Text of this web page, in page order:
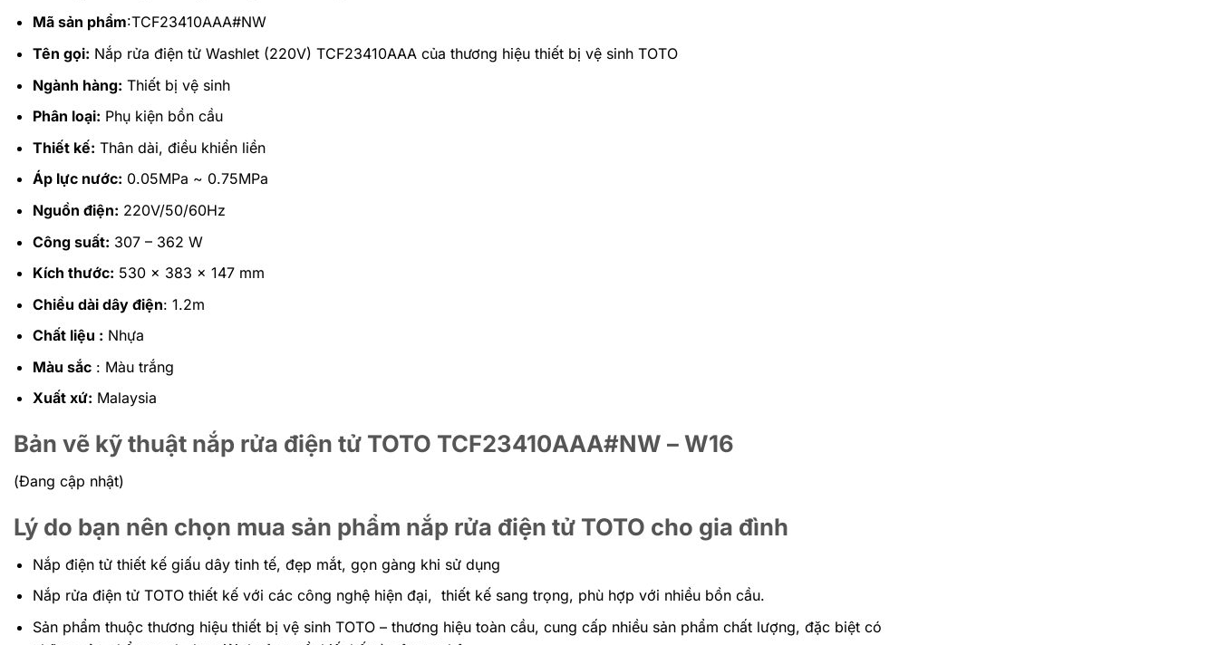
Mã sản phẩm:TCF23410AAA#NW
Tên gọi: Nắp rửa điện tử Washlet (220V) TCF23410AAA của thương hiệu thiết bị vệ sinh TOTO
Ngành hàng: Thiết bị vệ sinh
Phân loại: Phụ kiện bồn cầu
Thiết kế: Thân dài, điều khiển liền
Áp lực nước: 0.05MPa ~ 0.75MPa
Nguồn điện: 220V/50/60Hz
Công suất: 307 – 362 W
Kích thước: 530 x 383 x 147 mm
Chiều dài dây điện: 1.2m
Chất liệu : Nhựa
Màu sắc: Màu trắng
Xuất xứ: Malaysia
Bản vẽ kỹ thuật nắp rửa điện tử TOTO TCF23410AAA#NW – W16
(Đang cập nhật)
Lý do bạn nên chọn mua sản phẩm nắp rửa điện tử TOTO cho gia đình
Nắp điện tử thiết kế giấu dây tinh tế, đẹp mắt, gọn gàng khi sử dụng
Nắp rửa điện tử TOTO thiết kế với các công nghệ hiện đại, thiết kế sang trọng, phù hợp với nhiều bồn cầu.
Sản phẩm thuộc thương hiệu thiết bị vệ sinh TOTO – thương hiệu toàn cầu, cung cấp nhiều sản phẩm chất lượng, đặc biệt có